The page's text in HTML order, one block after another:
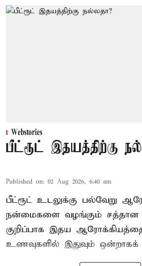
Webstories
பீட்ரூட் இதயத்திற்கு
Published on: 02 Aug 2026, 6:40 am
பீட்ரூட் உடலுக்கு பல்வேறு
நன்மைகளை வழங்கும் சத்தான
குறிப்பாக இதய
உணவுகளில் இதுவும் ஒன்றாகக்